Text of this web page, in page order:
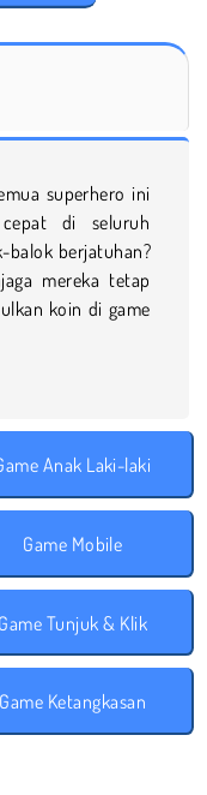
superhero ini
di seluruh
balok berjatuhan?
mereka tetap
koin di game
Anak Laki-laki
Game Mobile
Game Tunjuk & Klik
Game Ketangkasan